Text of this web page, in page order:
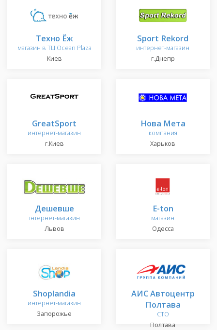
Техно Ёж
магазин в ТЦ Ocean Plaza
Киев
Sport Rekord
интернет-магазин
г.Днепр
GreatSport
интернет-магазин
г.Киев
Нова Мета
компания
Харьков
Дешевше
інтернет-магазин
Львов
E-ton
магазин
Одесса
Shoplandia
интернет-магазин
Запорожье
АИС Автоцентр
Полтава
СТО
Полтава